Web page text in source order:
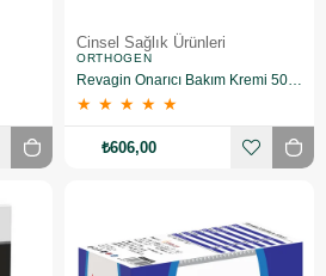
Cinsel Sağlık Ürünleri
ORTHOGEN
Revagin Onarıcı Bakım Kremi 50 ml
★ ★ ★ ★ ★
₺606,00